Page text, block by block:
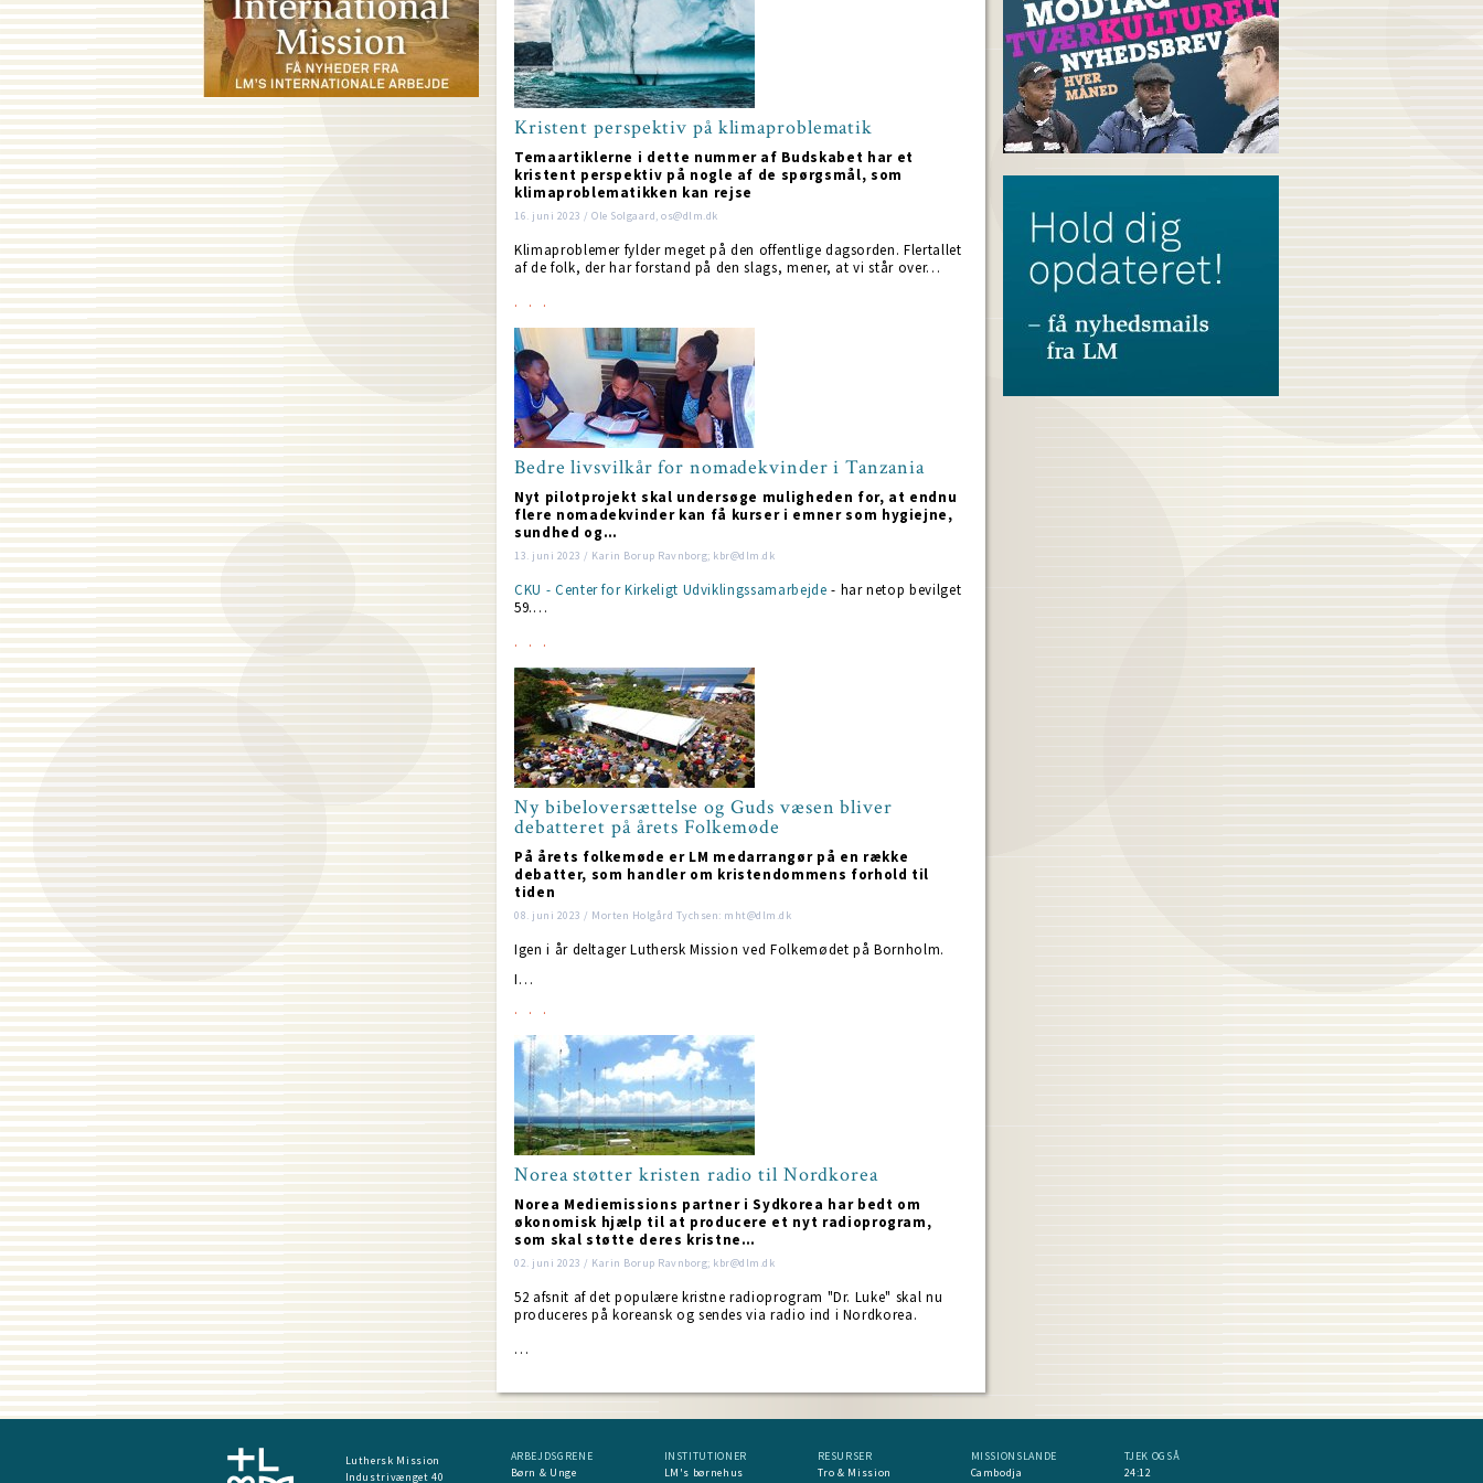
Kristent perspektiv på klimaproblematik
Temaartiklerne i dette nummer af Budskabet har et
kristent perspektiv på nogle af de spørgsmål, som
klimaproblematikken kan rejse
16. juni 2023 / Ole Solgaard, os@dlm.dk
Klimaproblemer fylder meget på den offentlige dagsorden. Flertallet
af de folk, der har forstand på den slags, mener, at vi står over…
Bedre livsvilkår for nomadekvinder i Tanzania
Nyt pilotprojekt skal undersøge muligheden for, at endnu
flere nomadekvinder kan få kurser i emner som hygiejne,
sundhed og…
13. juni 2023 / Karin Borup Ravnborg; kbr@dlm.dk
CKU - Center for Kirkeligt Udviklingssamarbejde- har netop bevilget
59.…
Ny bibeloversættelse og Guds væsen bliver
debatteret på årets Folkemøde
På årets folkemøde er LM medarrangør på en række
debatter, som handler om kristendommens forhold til
tiden
08. juni 2023 / Morten Holgård Tychsen: mht@dlm.dk
Igen i år deltager Luthersk Mission ved Folkemødet på Bornholm.
I…
Norea støtter kristen radio til Nordkorea
Norea Mediemissions partner i Sydkorea har bedt om
økonomisk hjælp til at producere et nyt radioprogram,
som skal støtte deres kristne…
02. juni 2023 / Karin Borup Ravnborg; kbr@dlm.dk
52 afsnit af det populære kristne radioprogram "Dr. Luke" skal nu
produceres på koreansk og sendes via radio ind i Nordkorea.
…
Luthersk Mission
Industrivænget 40
ARBEJDSGRENE
Børn & Unge
INSTITUTIONER
LM's børnehus
RESURSER
Tro & Mission
MISSIONSLANDE
Cambodja
TJEK OGSÅ
24:12